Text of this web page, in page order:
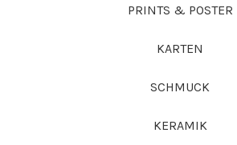
PRINTS & POSTER
KARTEN
SCHMUCK
KERAMIK